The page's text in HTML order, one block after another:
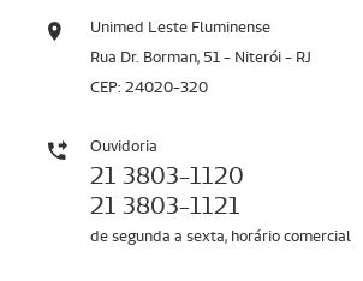
Unimed Leste Fluminense
Rua Dr. Borman, 51 - Niterói - RJ
CEP: 24020-320
Ouvidoria
21 3803-1120
21 3803-1121
de segunda a sexta, horário comercial